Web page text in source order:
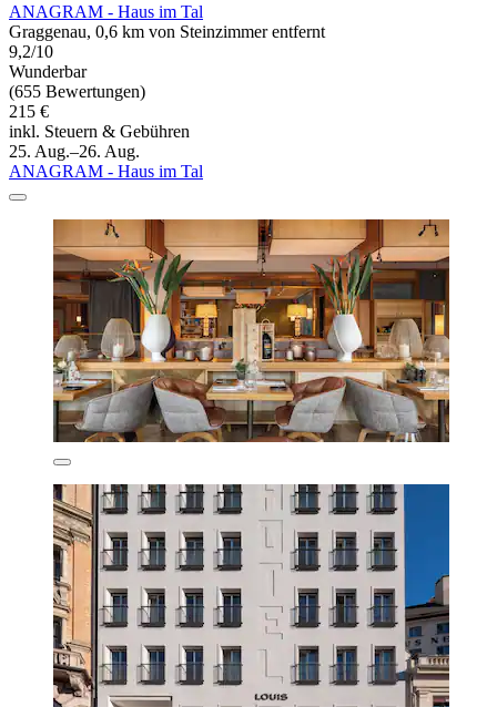
ANAGRAM - Haus im Tal
Graggenau, 0,6 km von Steinzimmer entfernt
9,2/10
Wunderbar
(655 Bewertungen)
215 €
inkl. Steuern & Gebühren
25. Aug.–26. Aug.
ANAGRAM - Haus im Tal